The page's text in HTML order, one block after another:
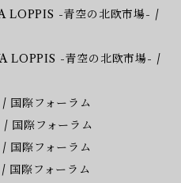
LOPPIS -青空の北欧市場- /
LOPPIS -青空の北欧市場- /
国際フォーラム
国際フォーラム
国際フォーラム
国際フォーラム